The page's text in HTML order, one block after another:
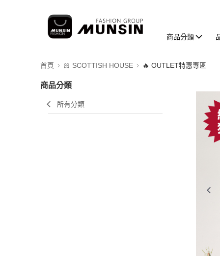
商品分類
首頁 🎀 SCOTTISH HOUSE 🔥 OUTLET特惠專區
商品分類
所有分類